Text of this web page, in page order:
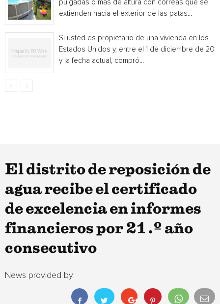
pulgadas o más de altura con correas que se
extienden hacia el exterior de las patas...
Si usted es propietario de una vivienda en los
Estados Unidos y, entre el 1 de diciembre de
y la fecha actual, compró...
El distrito de reposición de
agua recibe el certificado
de excelencia en informes
financieros por 21 .º año
consecutivo
News provided by: